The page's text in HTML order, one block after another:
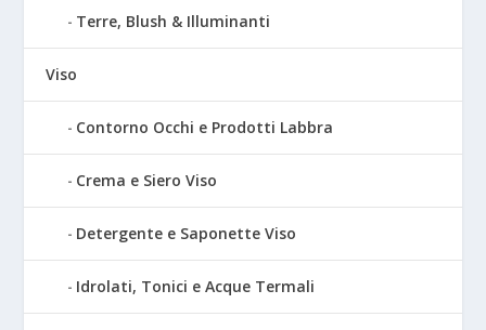
Terre, Blush & Illuminanti
Viso
Contorno Occhi e Prodotti Labbra
Crema e Siero Viso
Detergente e Saponette Viso
Idrolati, Tonici e Acque Termali